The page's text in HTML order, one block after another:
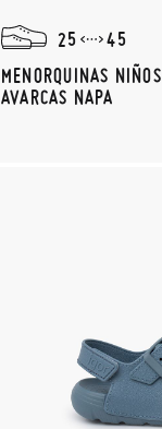
25
45
MENORQUINAS NIÑOS
AVARCAS NAPA